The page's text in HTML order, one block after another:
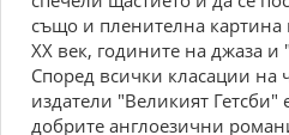
също и пленителна картина
XX век, годините на джаза
Според всички класации на
издатели "Великият Гетсби"
добрите англоезични